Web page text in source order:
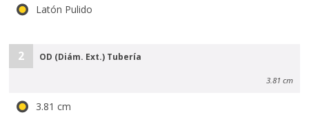
Latón Pulido
2 OD (Diám. Ext.) Tubería
3.81 cm
3.81 cm